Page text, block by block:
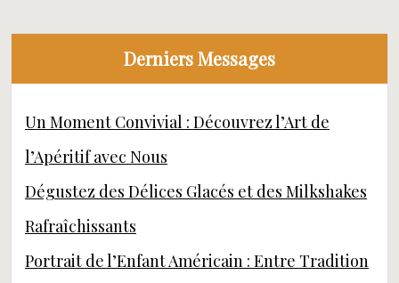
Derniers Messages
Un Moment Convivial : Découvrez l’Art de
l’Apéritif avec Nous
Dégustez des Délices Glacés et des Milkshakes
Rafraîchissants
Portrait de l’Enfant Américain : Entre Tradition